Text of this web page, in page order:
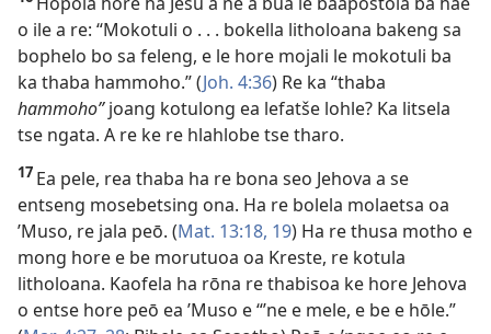
o ile a re: “Mokotuli o . . . bokella litholoana bakeng sa
bophelo bo sa feleng, e le hore mojali le mokotuli ba
ka thaba hammoho.” (Joh. 4:36) Re ka “thaba
hammoho”joang kotulong ea lefatše lohle? Ka litsela
tse ngata. A re ke re hlahlobe tse tharo.
17 Ea pele, rea thaba ha re bona seo Jehova a se
entseng mosebetsing ona. Ha re bolela molaetsa oa
’Muso, re jala peō. (Mat. 13:18, 19) Ha re thusa motho e
mong hore e be morutuoa oa Kreste, re kotula
litholoana. Kaofela ha rōna re thabisoa ke hore Jehova
o entse hore peō ea ’Muso e “’ne e mele, e be e hōle.”